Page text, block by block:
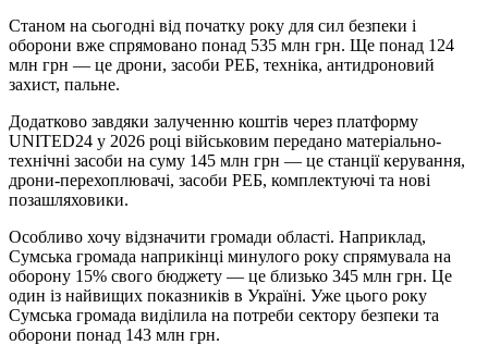
Станом на сьогодні від початку року для сил безпеки і
оборони вже спрямовано понад 535 млн грн. Ще понад 124
млн грн — це дрони, засоби РЕБ, техніка, антидроновий
захист, пальне.
Додатково завдяки залученню коштів через платформу
UNITED24 у 2026 році військовим передано матеріально-
технічні засоби на суму 145 млн грн — це станції керування,
дрони-перехоплювачі, засоби РЕБ, комплектуючі та нові
позашляховики.
Особливо хочу відзначити громади області. Наприклад,
Сумська громада наприкінці минулого року спрямувала на
оборону 15% свого бюджету — це близько 345 млн грн. Це
один із найвищих показників в Україні. Уже цього року
Сумська громада виділила на потреби сектору безпеки та
оборони понад 143 млн грн.